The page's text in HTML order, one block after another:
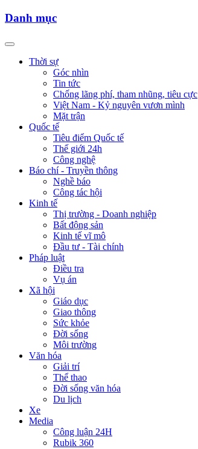
Danh mục
Thời sự
Góc nhìn
Tin tức
Chống lãng phí, tham nhũng, tiêu cực
Việt Nam - Kỷ nguyên vươn mình
Mặt trận
Quốc tế
Tiêu điểm Quốc tế
Thế giới 24h
Công nghệ
Báo chí - Truyền thông
Nghề báo
Công tác hội
Kinh tế
Thị trường - Doanh nghiệp
Bất động sản
Kinh tế vĩ mô
Đầu tư - Tài chính
Pháp luật
Điều tra
Vụ án
Xã hội
Giáo dục
Giao thông
Sức khỏe
Đời sống
Môi trường
Văn hóa
Giải trí
Thể thao
Đời sống văn hóa
Du lịch
Xe
Media
Công luận 24H
Rubik 360